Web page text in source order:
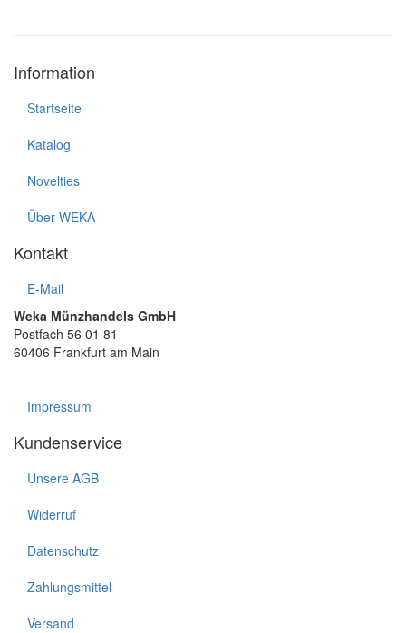
Information
Startseite
Katalog
Novelties
Über WEKA
Kontakt
E-Mail
Weka Münzhandels GmbH
Postfach 56 01 81
60406 Frankfurt am Main
Impressum
Kundenservice
Unsere AGB
Widerruf
Datenschutz
Zahlungsmittel
Versand